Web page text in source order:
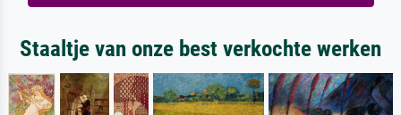
Staaltje van onze best verkochte werken